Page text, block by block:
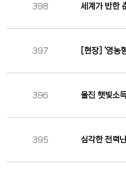
398 세계가 반한
397 [현장] ‘영농
396 울진 햇빛소
395 심각한 전력